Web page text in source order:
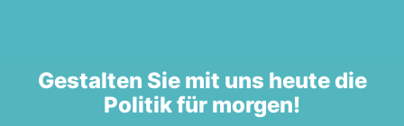
Gestalten Sie mit uns heute die
Politik für morgen!